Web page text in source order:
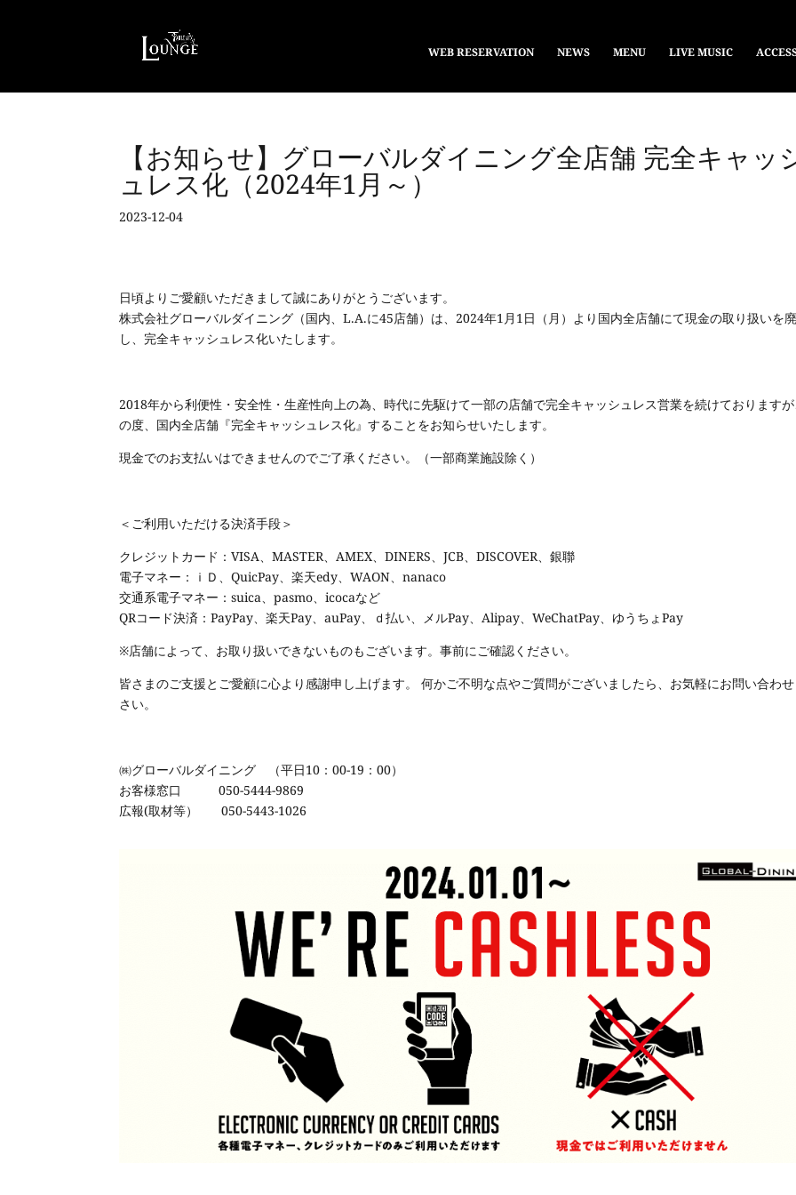
WEB RESERVATION NEWS MENU LIVE MUSIC
【お知らせ】グローバルダイニング全店舗 完全キャッ
ュレス化（2024年1月～）
2023-12-04
日頃よりご愛顧いただきまして誠にありがとうございます。
株式会社グローバルダイニング（国内、L.A.に45店舗）は、2024年1月 1日（月）より国内全店舗にて現金の取り扱いを
し、完全キャッシュレス化いたします。
2018年から利便性・安全性・生産性向上の為、時代に先駆けて一部の店舗で完全キャッシュレス営業を続けておりますが
の度、国内全店舗『完全キャッシュレス化』することをお知らせいたします。
現金でのお支払いはできませんのでご了承ください。（一部商業施設除く）
＜ご利用いただける決済手段＞
クレジットカード：VISA、MASTER、AMEX、DINERS、JCB、DISCOVER、銀聯
電子マネー：ｉＤ、QuicPay、楽天edy、WAON、nanaco
交通系電子マネー：suica、pasmo、icocaなど
QRコード決済：PayPay、楽天Pay、auPay、ｄ払い、メルPay、Alipay、WeChatPay、ゆうちょPay
※店舗によって、お取り扱いできないものもございます。事前にご確認ください。
皆さまのご支援とご愛顧に心より感謝申し上げます。 何かご不明な点やご質問がございましたら、お気軽にお問い合わ
さい。
㈱グローバルダイニング （平日10 ：00-19 ：00）
お客様窓口050-5444-9869
広報(取材等） 050-5443-1026